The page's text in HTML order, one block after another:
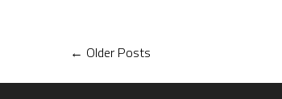
← Older Posts